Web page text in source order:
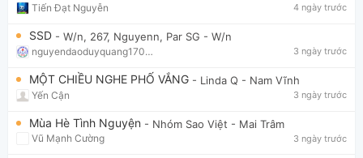
Tiến Đạt Nguyễn 4 ngày trước
SSD - W/n, 267, Nguyenn, Par SG - W/n
nguyendaoduyquang17021 3 ngày trước
MỘT CHIỀU NGHE PHỐ VẮNG - Linda Q - Nam Vĩnh
Yến Cận 3 ngày trước
Mùa Hè Tình Nguyện - Nhóm Sao Việt - Mai Trâm
Vũ Mạnh Cường 3 ngày trước